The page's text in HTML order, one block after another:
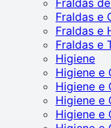
Fraldas e
Fraldas e
Fraldas e
Higiene
Higiene e
Higiene e
Higiene e
Higiene e